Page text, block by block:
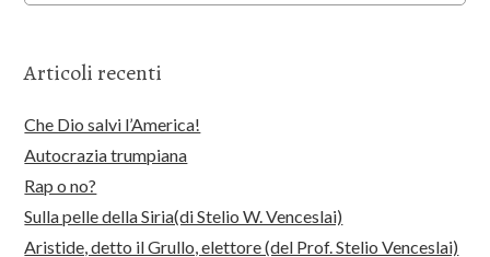
Articoli recenti
Che Dio salvi l’America!
Autocrazia trumpiana
Rap o no?
Sulla pelle della Siria(di Stelio W. Venceslai)
Aristide, detto il Grullo, elettore (del Prof. Stelio Venceslai)